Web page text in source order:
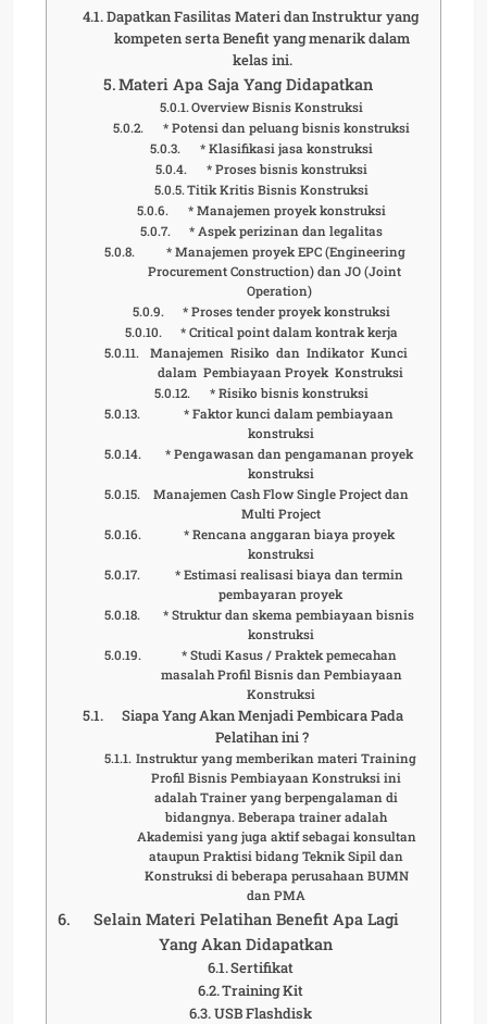
Dapatkan Fasilitas Materi dan Instruktur yang
kompeten serta Benefit yang menarik dalam
kelas ini.
Materi Apa Saja Yang Didapatkan
Overview Bisnis Konstruksi
* Potensi dan peluang bisnis konstruksi
* Klasifikasi jasa konstruksi
* Proses bisnis konstruksi
Titik Kritis Bisnis Konstruksi
* Manajemen proyek konstruksi
* Aspek perizinan dan legalitas
* Manajemen proyek EPC (Engineering
Procurement Construction) dan JO (Joint
Operation)
* Proses tender proyek konstruksi
* Critical point dalam kontrak kerja
Manajemen Risiko dan Indikator Kunci
dalam Pembiayaan Proyek Konstruksi
* Risiko bisnis konstruksi
* Faktor kunci dalam pembiayaan
konstruksi
* Pengawasan dan pengamanan proyek
konstruksi
Manajemen Cash Flow Single Project dan
Multi Project
* Rencana anggaran biaya proyek
konstruksi
* Estimasi realisasi biaya dan termin
pembayaran proyek
* Struktur dan skema pembiayaan bisnis
konstruksi
* Studi Kasus / Praktek pemecahan
masalah Profil Bisnis dan Pembiayaan
Konstruksi
Siapa Yang Akan Menjadi Pembicara Pada
Pelatihan ini ?
Instruktur yang memberikan materi Training
Profil Bisnis Pembiayaan Konstruksi ini
adalah Trainer yang berpengalaman di
bidangnya. Beberapa trainer adalah
Akademisi yang juga aktif sebagai konsultan
ataupun Praktisi bidang Teknik Sipil dan
Konstruksi di beberapa perusahaan BUMN
dan PMA
Selain Materi Pelatihan Benefit Apa Lagi
Yang Akan Didapatkan
Sertifikat
Training Kit
USB Flashdisk